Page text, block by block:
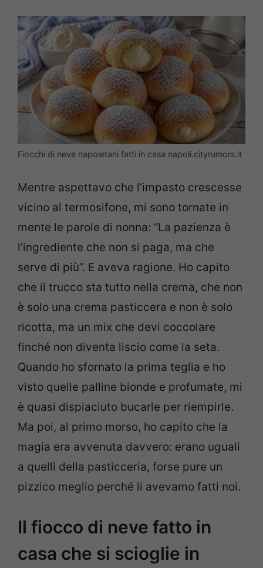
Fiocchi di neve napoletani fatti in casa napoli.cityrumors.it
Mentre aspettavo che l’impasto crescesse
vicino al termosifone, mi sono tornate in
mente le parole di nonna: “La pazienza è
l’ingrediente che non si paga, ma che
serve di più”. E aveva ragione. Ho capito
che il trucco sta tutto nella crema, che non
è solo una crema pasticcera e non è solo
ricotta, ma un mix che devi coccolare
finché non diventa liscio come la seta.
Quando ho sfornato la prima teglia e ho
visto quelle palline bionde e profumate, mi
è quasi dispiaciuto bucarle per riempirle.
Ma poi, al primo morso, ho capito che la
magia era avvenuta davvero: erano uguali
a quelli della pasticceria, forse pure un
pizzico meglio perché li avevamo fatti noi.
Il fiocco di neve fatto in
casa che si scioglie in